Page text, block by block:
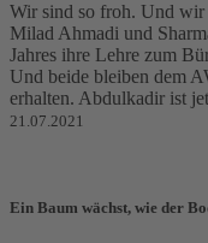
Wir sind so froh. Und wir
Milad Ahmadi und
Jahres ihre Lehre zum
Und beide bleiben dem
erhalten. Abdulkadir ist
21.07.2021
Ein Baum wächst, wie der